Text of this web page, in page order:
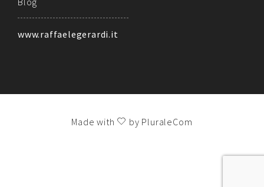
www.raffaelegerardi.it
Made with by PluraleCom